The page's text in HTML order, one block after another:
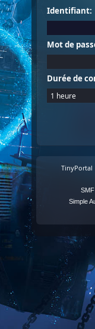
Identifiant:
Mot de
Durée de
TinyPortal
Simple